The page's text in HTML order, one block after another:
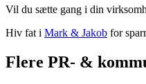
Vil du sætte gang i din
Hiv fat i Mark & Jakob for
Flere PR- &